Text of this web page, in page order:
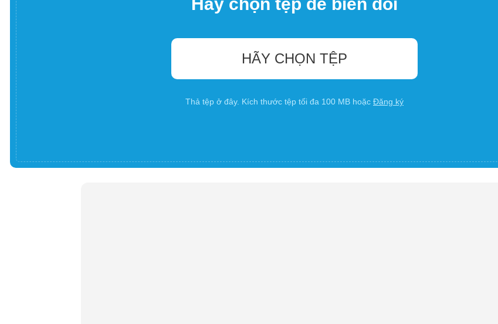
HÃY CHỌN TỆP
Thả tệp ở đây. Kích thước tệp tối đa 100 MB hoặc Đăng ký